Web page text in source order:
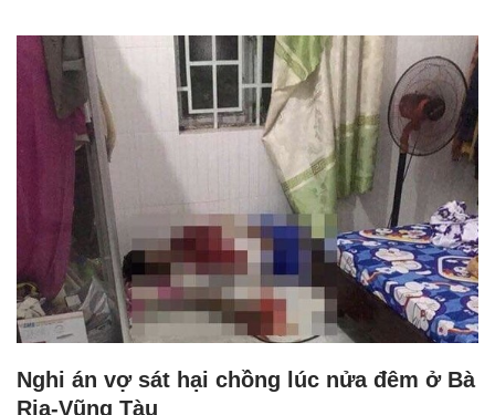
Nghi án vợ sát hại chồng lúc nửa đêm ở Bà
Rịa-Vũng Tàu